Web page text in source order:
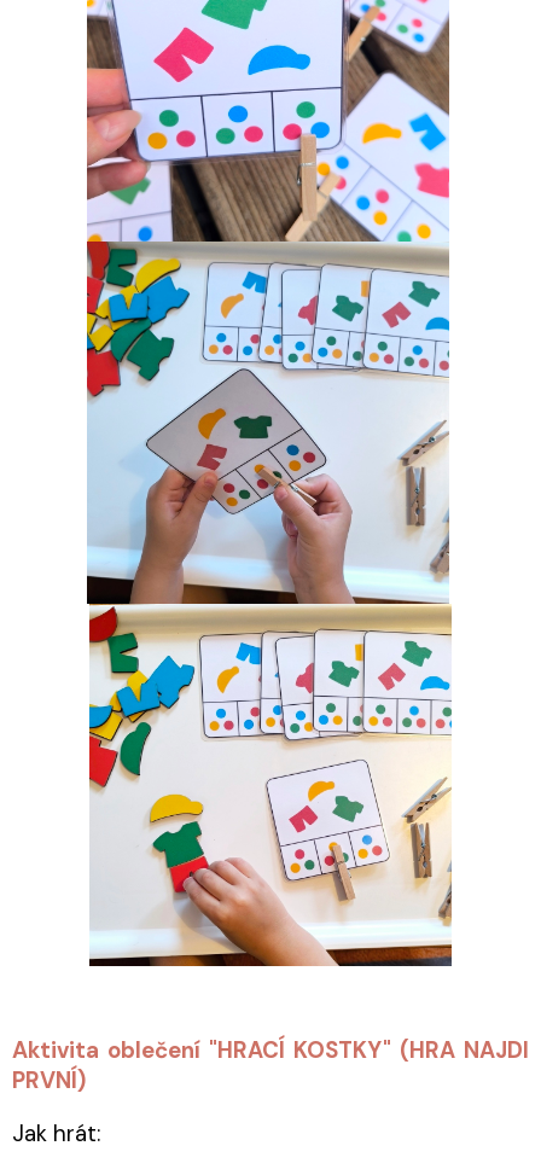
Aktivita oblečení "HRACÍ KOSTKY" (HRA NAJDI
PRVNÍ)
Jak hrát: